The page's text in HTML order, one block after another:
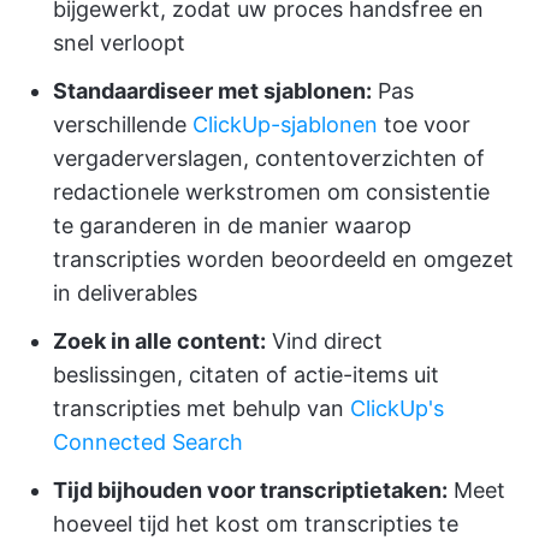
bijgewerkt, zodat uw proces handsfree en
snel verloopt
Standaardiseer met sjablonen: Pas
verschillende ClickUp-sjablonen toe voor
vergaderverslagen, contentoverzichten of
redactionele werkstromen om consistentie
te garanderen in de manier waarop
transcripties worden beoordeeld en omgezet
in deliverables
Zoek in alle content: Vind direct
beslissingen, citaten of actie-items uit
transcripties met behulp van ClickUp's
Connected Search
Tijd bijhouden voor transcriptietaken: Meet
hoeveel tijd het kost om transcripties te